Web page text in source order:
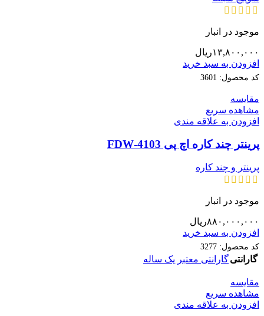
موجود در انبار
۱۳,۸۰۰,۰۰۰ریال
افزودن به سبد خرید
کد محصول: 3601
مقایسه
مشاهده سریع
افزودن به علاقه مندی
پرینتر چند کاره اچ پی 4103-FDW
پرینتر و چند کاره
موجود در انبار
۸۸۰,۰۰۰,۰۰۰ریال
افزودن به سبد خرید
کد محصول: 3277
گارانتیگارانتی معتبر یک ساله
مقایسه
مشاهده سریع
افزودن به علاقه مندی